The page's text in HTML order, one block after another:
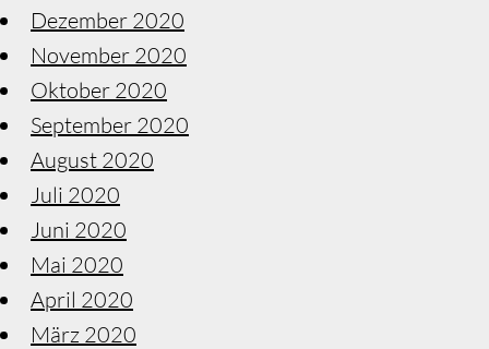
Dezember 2020
November 2020
Oktober 2020
September 2020
August 2020
Juli 2020
Juni 2020
Mai 2020
April 2020
März 2020